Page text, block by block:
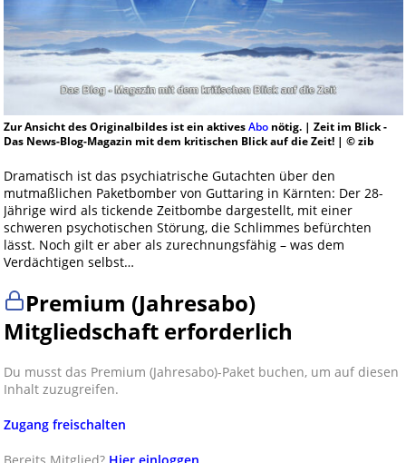
Zur Ansicht des Originalbildes ist ein aktivesAbonötig. | Zeit im Blick -
Das News-Blog-Magazin mit dem kritischen Blick auf die Zeit! | © zib
Dramatisch ist das psychiatrische Gutachten über den
mutmaßlichen Paketbomber von Guttaring in Kärnten: Der 28-
Jährige wird als tickende Zeitbombe dargestellt, mit einer
schweren psychotischen Störung, die Schlimmes befürchten
lässt. Noch gilt er aber als zurechnungsfähig – was dem
Verdächtigen selbst…
Premium (Jahresabo)
Mitgliedschaft erforderlich
Du musst das Premium (Jahresabo)-Paket buchen, um auf diesen
Inhalt zuzugreifen.
Zugang freischalten